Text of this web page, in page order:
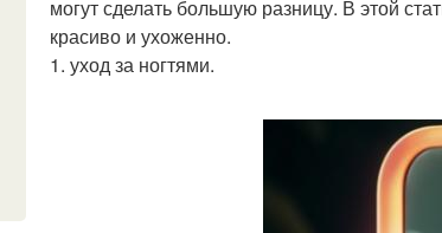
могут сделать большую разницу. В этой
красиво и ухоженно.
1. уход за ногтями.